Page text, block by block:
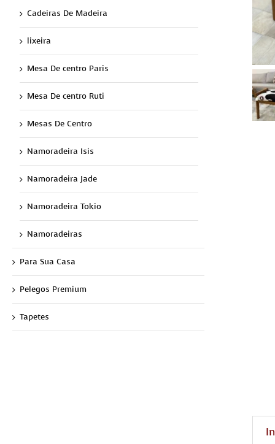
Cadeiras De Madeira
lixeira
Mesa De centro Paris
Mesa De centro Ruti
Mesas De Centro
Namoradeira Isis
Namoradeira Jade
Namoradeira Tokio
Namoradeiras
Para Sua Casa
Pelegos Premium
Tapetes